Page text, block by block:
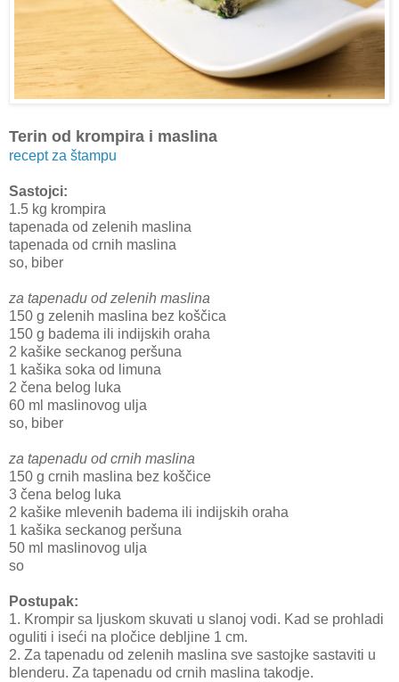
Terin od krompira i maslina
recept za štampu
Sastojci:
1.5 kg krompira
tapenada od zelenih maslina
tapenada od crnih maslina
so, biber
za tapenadu od zelenih maslina
150 g zelenih maslina bez koščica
150 g badema ili indijskih oraha
2 kašike seckanog peršuna
1 kašika soka od limuna
2 čena belog luka
60 ml maslinovog ulja
so, biber
za tapenadu od crnih maslina
150 g crnih maslina bez koščice
3 čena belog luka
2 kašike mlevenih badema ili indijskih oraha
1 kašika seckanog peršuna
50 ml maslinovog ulja
so
Postupak:
1. Krompir sa ljuskom skuvati u slanoj vodi. Kad se prohladi
oguliti i iseći na pločice debljine 1 cm.
2. Za tapenadu od zelenih maslina sve sastojke sastaviti u
blenderu. Za tapenadu od crnih maslina takodje.